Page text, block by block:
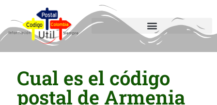
Cual es el código
postal de Armenia